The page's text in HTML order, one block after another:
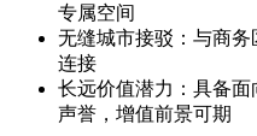
专属空间
无缝城市接驳：与商
连接
长远价值潜力：具备
声誉，增值前景可期